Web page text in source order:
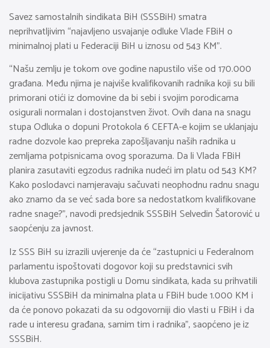
Savez samostalnih sindikata BiH (SSSBiH) smatra
neprihvatljivim “najavljeno usvajanje odluke Vlade FBiH o
minimalnoj plati u Federaciji BiH u iznosu od 543 KM”.
“Našu zemlju je tokom ove godine napustilo više od 170.000
građana. Među njima je najviše kvalifikovanih radnika koji su bili
primorani otići iz domovine da bi sebi i svojim porodicama
osigurali normalan i dostojanstven život. Ovih dana na snagu
stupa Odluka o dopuni Protokola 6 CEFTA-e kojim se uklanjaju
radne dozvole kao prepreka zapošljavanju naših radnika u
zemljama potpisnicama ovog sporazuma. Da li Vlada FBiH
planira zasutaviti egzodus radnika nudeći im platu od 543 KM?
Kako poslodavci namjeravaju sačuvati neophodnu radnu snagu
ako znamo da se već sada bore sa nedostatkom kvalifikovane
radne snage?”, navodi predsjednik SSSBiH Selvedin Šatorović u
saopćenju za javnost.
Iz SSS BiH su izrazili uvjerenje da će “zastupnici u Federalnom
parlamentu ispoštovati dogovor koji su predstavnici svih
klubova zastupnika postigli u Domu sindikata, kada su prihvatili
inicijativu SSSBiH da minimalna plata u FBiH bude 1.000 KM i
da će ponovo pokazati da su odgovorniji dio vlasti u FBiH i da
rade u interesu građana, samim tim i radnika”, saopćeno je iz
SSSBiH.